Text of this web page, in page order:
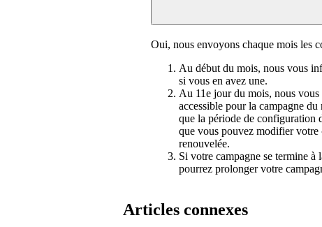
Oui, nous envoyons chaque mois les
Au début du mois, nous vous
si vous en avez une.
Au 11e jour du mois, nous
accessible pour la campagne
que la période de configuration
que vous pouvez modifier votre
renouvelée.
Si votre campagne se termine
pourrez prolonger votre
Articles connexes